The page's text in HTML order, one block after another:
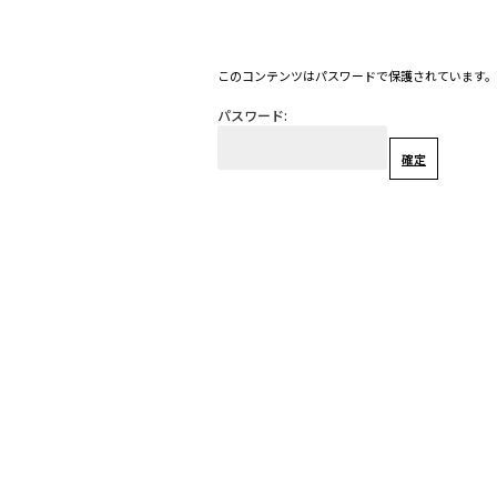
このコンテンツはパスワードで保護されています
パスワード: